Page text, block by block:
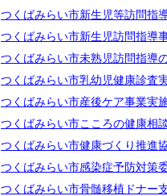
つくばみらい市新生児等訪問指
つくばみらい市新生児訪問指導
つくばみらい市未熟児訪問指導
つくばみらい市乳幼児健康診査
つくばみらい市産後ケア事業実
つくばみらい市こころの健康相
つくばみらい市健康づくり推進
つくばみらい市感染症予防対策
つくばみらい市骨髄移植ドナー